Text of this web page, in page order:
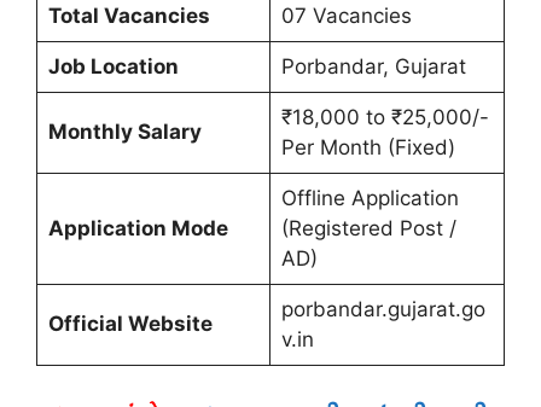
Total Vacancies 07 Vacancies
Job Location Porbandar, Gujarat
Monthly Salary
₹18,000 to ₹25,000/-
Per Month (Fixed)
Application Mode
Offline Application
(Registered Post /
AD)
Official Website
porbandar.gujarat.go
v.in